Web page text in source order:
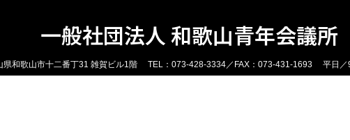
一般社団法人 和歌山青年会議所
和歌山市十二番丁31 雑賀ビル1階 TEL：073-428-3334／FAX：073-431-1693 平日